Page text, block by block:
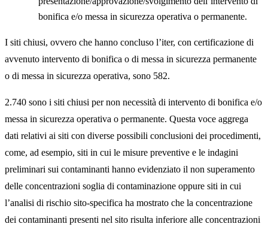
bonifica e/o messa in sicurezza operativa o permanente.
I siti chiusi, ovvero che hanno concluso l’iter, con certificazione di
avvenuto intervento di bonifica o di messa in sicurezza permanente
o di messa in sicurezza operativa, sono 582.
2.740 sono i siti chiusi per non necessità di intervento di bonifica e/o
messa in sicurezza operativa o permanente. Questa voce aggrega
dati relativi ai siti con diverse possibili conclusioni dei procedimenti,
come, ad esempio, siti in cui le misure preventive e le indagini
preliminari sui contaminanti hanno evidenziato il non superamento
delle concentrazioni soglia di contaminazione oppure siti in cui
l’analisi di rischio sito-specifica ha mostrato che la concentrazione
dei contaminanti presenti nel sito risulta inferiore alle concentrazioni